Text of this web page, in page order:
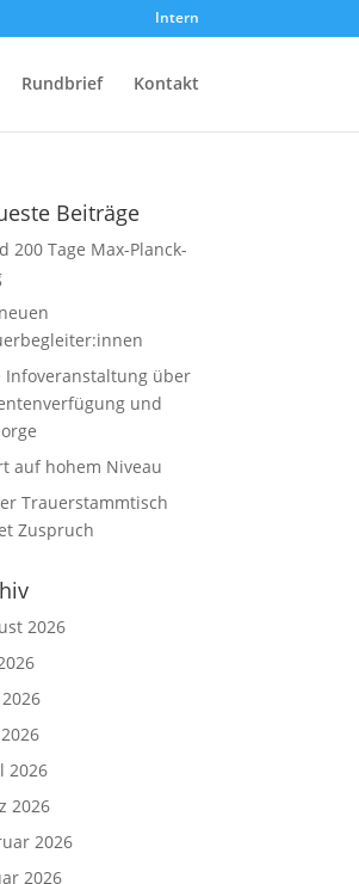
Intern
Rundbrief Kontakt
Beiträge
200 Tage Max-Planck-
Infoveranstaltung über
und
auf hohem Niveau
Trauerstammtisch
Zuspruch
2026
2026
2026
2026
2026